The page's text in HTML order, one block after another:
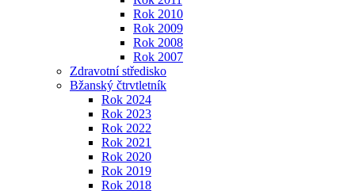
Rok 2010
Rok 2009
Rok 2008
Rok 2007
Zdravotní středisko
Bžanský čtrvtletník
Rok 2024
Rok 2023
Rok 2022
Rok 2021
Rok 2020
Rok 2019
Rok 2018